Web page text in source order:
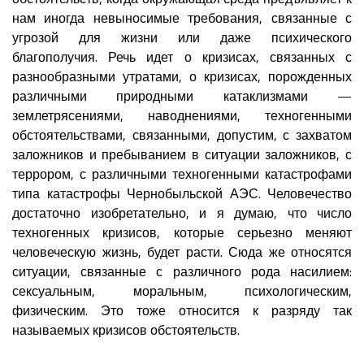
нам иногда невыносимые требования, связанные с
угрозой для жизни или даже психического
благополучия. Речь идет о кризисах, связанных с
разнообразными утратами, о кризисах, порожденных
различными природными катаклизмами —
землетрясениями, наводнениями, техногенными
обстоятельствами, связанными, допустим, с захватом
заложников и пребыванием в ситуации заложников, с
террором, с различными техногенными катастрофами
типа катастрофы Чернобыльской АЭС. Человечество
достаточно изобретательно, и я думаю, что число
техногенных кризисов, которые серьезно меняют
человеческую жизнь, будет расти. Сюда же относятся
ситуации, связанные с различного рода насилием:
сексуальным, моральным, психологическим,
физическим. Это тоже относится к разряду так
называемых кризисов обстоятельств.